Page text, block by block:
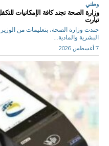
وطني
وزارة الصحة تجند كافة الإمكانيات
تيارت
جندت وزارة الصحة، بتعليمات من
البشرية والمادية...
7 أغسطس 2026